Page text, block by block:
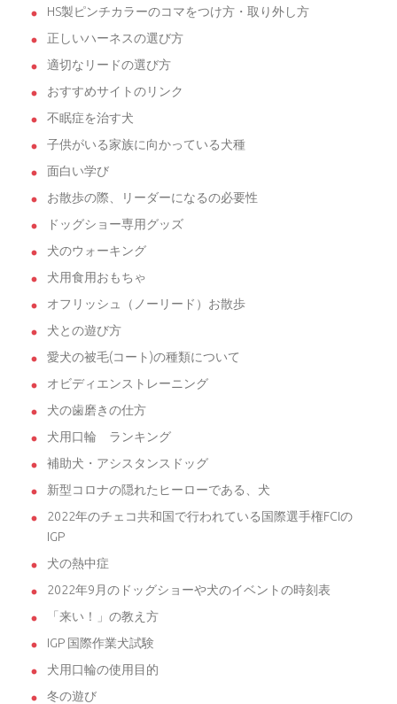
HS製ピンチカラーのコマをつけ方・取り外し方
正しいハーネスの選び方
適切なリードの選び方
おすすめサイトのリンク
不眠症を治す犬
子供がいる家族に向かっている犬種
面白い学び
お散歩の際、リーダーになるの必要性
ドッグショー専用グッズ
犬のウォーキング
犬用食用おもちゃ
オフリッシュ（ノーリード）お散歩
犬との遊び方
愛犬の被毛(コート)の種類について
オビディエンストレーニング
犬の歯磨きの仕方
犬用口輪 ランキング
補助犬・アシスタンスドッグ
新型コロナの隠れたヒーローである、犬
2022年のチェコ共和国で行われている国際選手権FCIの
IGP
犬の熱中症
2022年9月のドッグショーや犬のイベントの時刻表
「来い！」の教え方
IGP 国際作業犬試験
犬用口輪の使用目的
冬の遊び